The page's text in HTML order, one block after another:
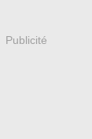
Publicité